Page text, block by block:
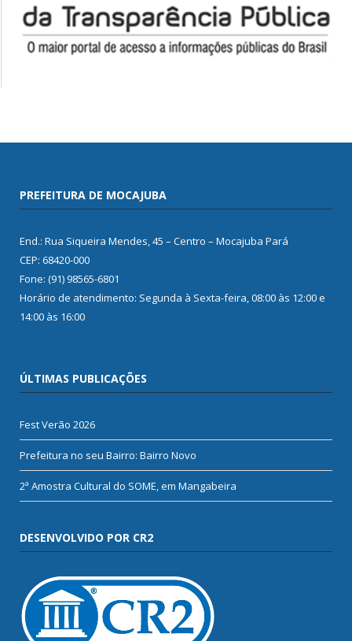
PREFEITURA DE MOCAJUBA
End.: Rua Siqueira Mendes, 45 – Centro – Mocajuba Pará
CEP: 68420-000
Fone: (91) 98565-6801
Horário de atendimento: Segunda à Sexta-feira, 08:00 às 12:00 e
14:00 às 16:00
ÚLTIMAS PUBLICAÇÕES
Fest Verão 2026
Prefeitura no seu Bairro: Bairro Novo
2ª Amostra Cultural do SOME, em Mangabeira
DESENVOLVIDO POR CR2